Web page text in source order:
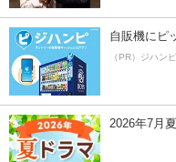
自販機にピ
（PR）ジハンピ
2026年7月